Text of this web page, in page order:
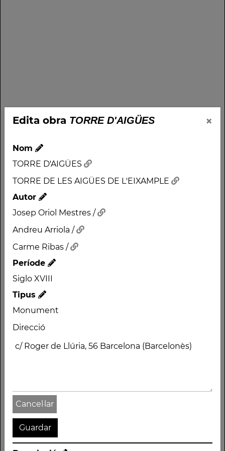
Edita obra TORRE D'AIGÜES ×
Nom
TORRE D'AIGÜES
TORRE DE LES AIGÜES DE L'EIXAMPLE
Autor
Josep Oriol Mestres /
Andreu Arriola /
Carme Ribas /
Període
Siglo XVIII
Tipus
Monument
Direcció
Cancel·lar
Nom
TORRE D'AIGÜES
DE L'EIXAMPLE
Autor
Carme Ribas /
Període
Siglo XVIII
Tipus